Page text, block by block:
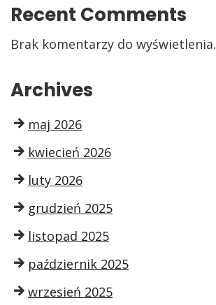
Recent Comments
Brak komentarzy do wyświetlenia.
Archives
maj 2026
kwiecień 2026
luty 2026
grudzień 2025
listopad 2025
październik 2025
wrzesień 2025